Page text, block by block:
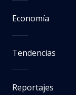
Economía
Tendencias
Reportajes